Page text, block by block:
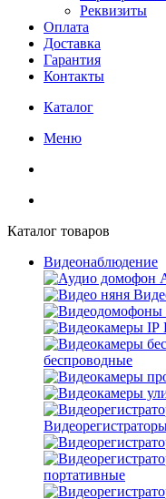
Реквизиты
Оплата
Доставка
Гарантия
Контакты
Каталог
Меню
Каталог товаров
Видеонаблюдение
беспроводные
портативные